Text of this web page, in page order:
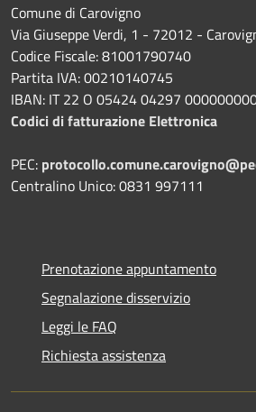
Comune di Carovigno
Via Giuseppe Verdi, 1 - 72012 -
Codice Fiscale: 81001790740
Partita IVA: 00210140745
IBAN: IT 22 O 05424 04297
Codici di fatturazione Elettronica
PEC:
Centralino Unico: 0831 997111
Prenotazione appuntamento
Segnalazione disservizio
Leggi le FAQ
Richiesta assistenza